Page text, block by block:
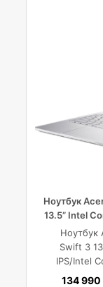
Ноутбук
13.5” Intel
Ноутбук
Swift 3
IPS/Intel
Quad/16
134 990